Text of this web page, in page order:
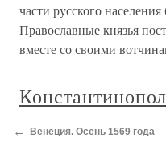
части русского
Православные князья
вместе со своими
Константинополь. Лето
← Венеция. Осень 1569 года